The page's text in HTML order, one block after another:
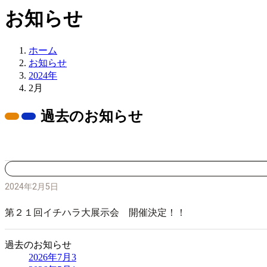
お知らせ
ホーム
お知らせ
2024年
2月
過去のお知らせ
2024年2月5日
第２１回イチハラ大展示会 開催決定！！
過去のお知らせ
2026年7月 3